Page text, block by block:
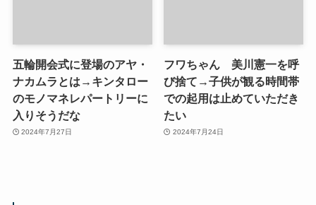
五輪開会式に登場のアヤ・
ナカムラとは→キンタロー
のモノマネレパートリーに
入りそうだな
2024年7月27日
フワちゃん 美川憲一を呼
び捨て→子供が観る時間帯
での起用は止めていただき
たい
2024年7月24日